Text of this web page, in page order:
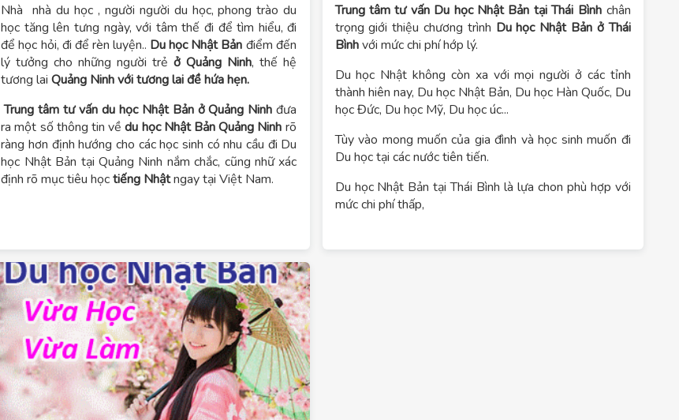
Nhà nhà du học , người người du học, phong trào du
học tăng lên tưng ngày, với tâm thế đi để tìm hiểu, đi
để học hỏi, đi để rèn luyện.. Du học Nhật Bản điểm đến
lý tưởng cho những người trẻở Quảng Ninh, thế hệ
tương lai Quảng Ninh với tương lai đề hứa hẹn.
Trung tâm tư vấn du học Nhật Bản ở Quảng Ninh đưa
ra một số thông tin vềdu học Nhật Bản Quảng Ninh rõ
ràng hơn định hướng cho các học sinh có nhu cầu đi Du
học Nhật Bản tại Quảng Ninh nắm chắc, cũng nhữ xác
định rõ mục tiêu họctiếng Nhậtngay tại Việt Nam.
Trung tâm tư vấn Du học Nhật Bản tại Thái Bìnhchân
trọng giới thiệu chương trình Du học Nhật Bản ở Thái
Bìnhvới mức chi phí hớp lý.
Du học Nhật không còn xa với mọi người ở các tỉnh
thành hiên nay, Du học Nhật Bản, Du học Hàn Quốc, Du
học Đức, Du học Mỹ, Du học úc...
Tùy vào mong muốn của gia đình và học sinh muốn đi
Du học tại các nước tiên tiến.
Du học Nhật Bản tại Thái Bình là lựa chon phù hợp với
mức chi phí thấp,